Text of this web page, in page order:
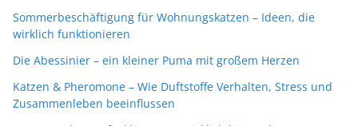
Sommerbeschäftigung für Wohnungskatzen – Ideen, die
wirklich funktionieren
Die Abessinier – ein kleiner Puma mit großem Herzen
Katzen & Pheromone – Wie Duftstoffe Verhalten, Stress und
Zusammenleben beeinflussen